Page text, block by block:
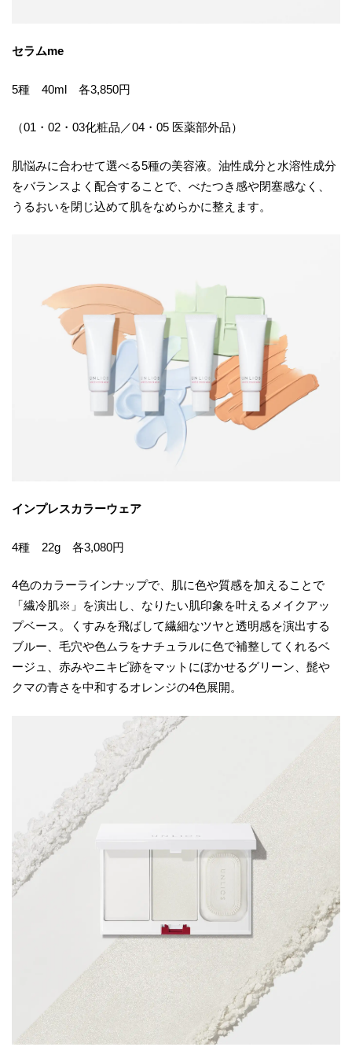
セラムme
5種 40ml 各3,850円
（01・02・03化粧品／04・05 医薬部外品）
肌悩みに合わせて選べる5種の美容液。油性成分と水溶性成分
をバランスよく配合することで、べたつき感や閉塞感なく、
うるおいを閉じ込めて肌をなめらかに整えます。
インプレスカラーウェア
4種 22g 各3,080円
4色のカラーラインナップで、肌に色や質感を加えることで
「繊冷肌※」を演出し、なりたい肌印象を叶えるメイクアッ
プベース。くすみを飛ばして繊細なツヤと透明感を演出する
ブルー、毛穴や色ムラをナチュラルに色で補整してくれるベ
ージュ、赤みやニキビ跡をマットにぼかせるグリーン、髭や
クマの青さを中和するオレンジの4色展開。